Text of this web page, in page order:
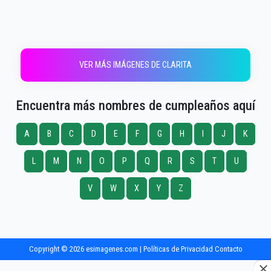
VER MÁS IMÁGENES DE CLARITA
Encuentra más nombres de cumpleaños aquí
A B C D E F G H I J K
L M N O P Q R S T U
V W X Y Z
Copyright © 2026 esimagenes.com | Políticas de Privacidad Contacto